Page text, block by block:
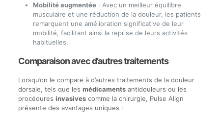
Mobilité augmentée: Avec un meilleur équilibre
musculaire et une réduction de la douleur, les patients
remarquent une amélioration significative de leur
mobilité, facilitant ainsi la reprise de leurs activités
habituelles.
Comparaison avec d’autres traitements
Lorsqu’on le compare à d’autres traitements de la douleur
dorsale, tels que les médicamentsantidouleurs ou les
procédures invasivescomme la chirurgie, Pulse Align
présente des avantages uniques :